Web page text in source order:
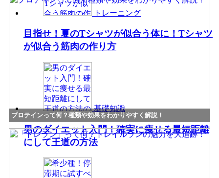
プロテインって何？種類や効果をわかりやすく解説！
トレーニング
目指せ！夏のTシャツが似合う体に！Tシャツ
が似合う筋肉の作り方
基礎知識
男のダイエット入門！確実に痩せる最短距離
にして王道の方法